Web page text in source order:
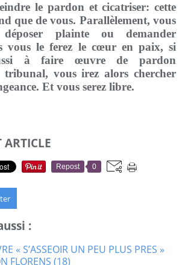
le pardon et cicatriser: cette
que de vous. Parallèlement, vous
plainte ou demander
vous le ferez le cœur en paix, si
à faire œuvre de pardon
vous irez alors chercher
Et vous serez libre.
ARTICLE
Repost 0
: